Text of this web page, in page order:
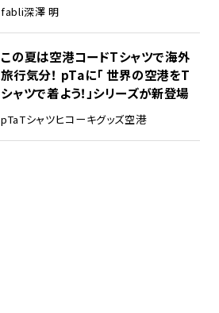
fabli深澤 明
この夏は空港コードTシャツで海外
旅行気分！ pTaに「 世界の空港をT
シャツで着よう！」シリーズが新登場
pTaTシャツヒコーキグッズ空港